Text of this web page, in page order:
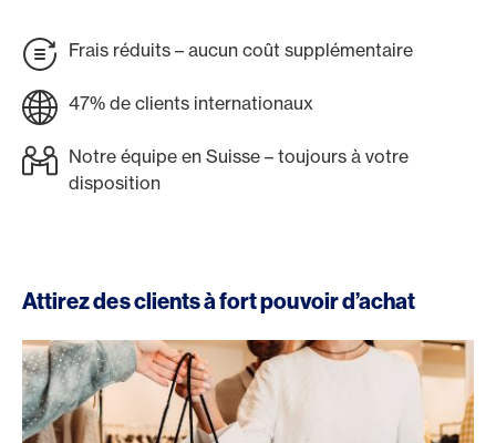
Frais réduits – aucun coût supplémentaire
47% de clients internationaux
Notre équipe en Suisse – toujours à votre
disposition
Attirez des clients à fort pouvoir d’achat